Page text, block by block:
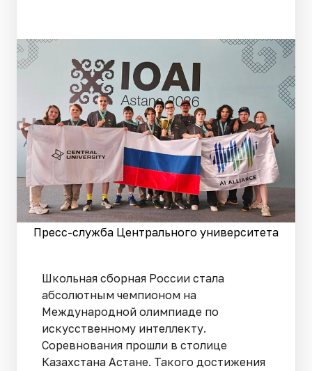
Пресс-служба Центрального университета
Школьная сборная России стала
абсолютным чемпионом на
Международной олимпиаде по
искусственному интеллекту.
Соревнования прошли в столице
Казахстана Астане. Такого достижения